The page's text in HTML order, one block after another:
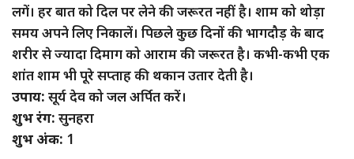
लगें। हर बात को दिल पर लेने की जरूरत नहीं है। शाम को थोड़ा
समय अपने लिए निकालें। पिछले कुछ दिनों की भागदौड़ के बाद
शरीर से ज्यादा दिमाग को आराम की जरूरत है। कभी-कभी एक
शांत शाम भी पूरे सप्ताह की थकान उतार देती है।
उपाय: सूर्य देव को जल अर्पित करें।
शुभ रंग: सुनहरा
शुभ अंक: 1